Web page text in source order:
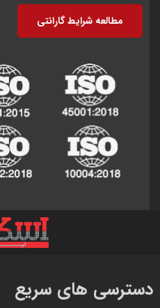
مطالعه شرایط گارانتی
دسترسی های سریع